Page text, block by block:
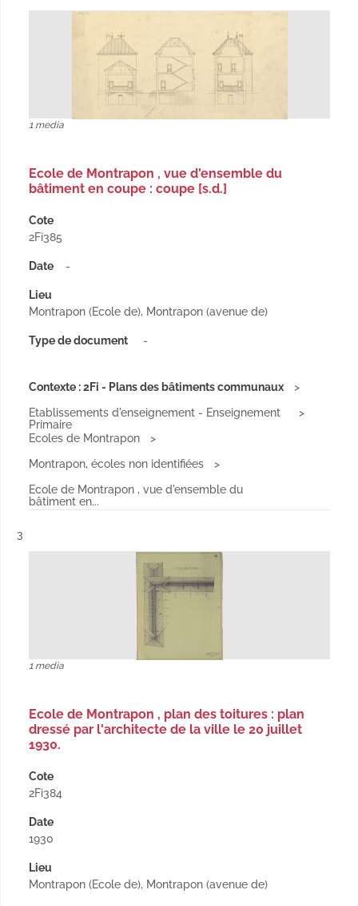
1 media
Ecole de Montrapon , vue d'ensemble du
bâtiment en coupe : coupe [s.d.]
Cote
2Fi385
Date -
Lieu
Montrapon (Ecole de), Montrapon (avenue de)
Type de document -
Contexte : 2Fi - Plans des bâtiments communaux
Etablissements d'enseignement - Enseignement
Primaire
Ecoles de Montrapon
Montrapon, écoles non identifiées
Ecole de Montrapon , vue d'ensemble du
bâtiment en...
Résultat n°
3
1 media
Ecole de Montrapon , plan des toitures : plan
dressé par l'architecte de la ville le 20 juillet
1930.
Cote
2Fi384
Date
1930
Lieu
Montrapon (Ecole de), Montrapon (avenue de)